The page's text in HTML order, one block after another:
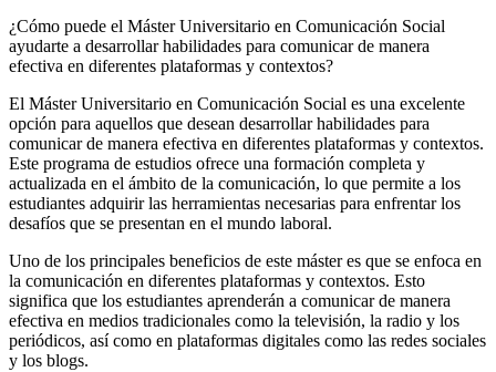
¿Cómo puede el Máster Universitario en Comunicación Social
ayudarte a desarrollar habilidades para comunicar de manera
efectiva en diferentes plataformas y contextos?
El Máster Universitario en Comunicación Social es una excelente
opción para aquellos que desean desarrollar habilidades para
comunicar de manera efectiva en diferentes plataformas y contextos.
Este programa de estudios ofrece una formación completa y
actualizada en el ámbito de la comunicación, lo que permite a los
estudiantes adquirir las herramientas necesarias para enfrentar los
desafíos que se presentan en el mundo laboral.
Uno de los principales beneficios de este máster es que se enfoca en
la comunicación en diferentes plataformas y contextos. Esto
significa que los estudiantes aprenderán a comunicar de manera
efectiva en medios tradicionales como la televisión, la radio y los
periódicos, así como en plataformas digitales como las redes sociales
y los blogs.